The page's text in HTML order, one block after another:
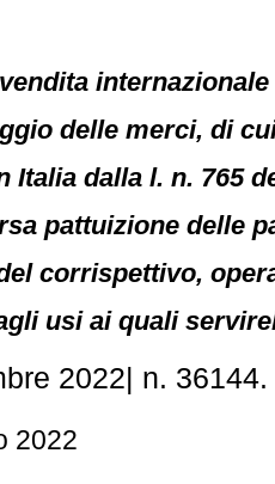
delle merci, di
Italia dalla l. n. 765
pattuizione delle
corrispettivo,
usi ai quali
2022| n.
2022